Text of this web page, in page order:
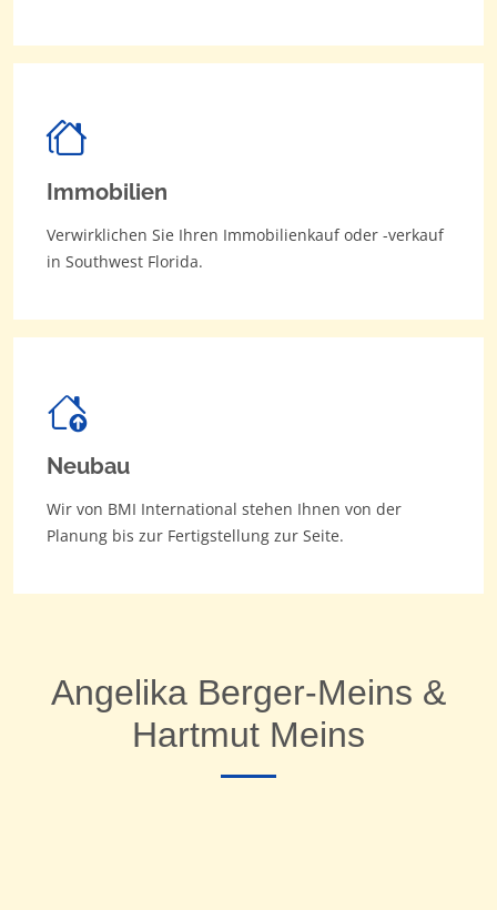
Immobilien
Verwirklichen Sie Ihren Immobilienkauf oder -verkauf
in Southwest Florida.
Neubau
Wir von BMI International stehen Ihnen von der
Planung bis zur Fertigstellung zur Seite.
Angelika Berger-Meins &
Hartmut Meins